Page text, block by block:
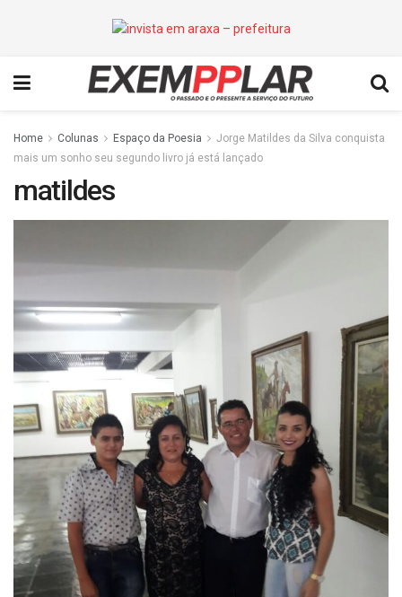
Home Colunas Espaço da Poesia
Jorge Matildes da Silva conquista
mais um sonho seu segundo livro já está lançado
matildes